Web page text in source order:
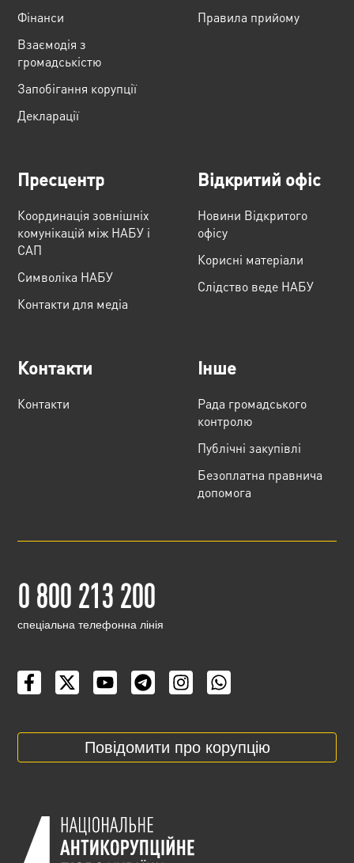
Фінанси
Взаємодія з
громадськістю
Запобігання корупції
Декларації
Правила прийому
Пресцентр
Координація зовнішніх
комунікацій між НАБУ і
САП
Cимволіка НАБУ
Контакти для медіа
Відкритий офіс
Новини Відкритого
офісу
Корисні матеріали
Слідство веде НАБУ
Контакти
Контакти
Інше
Рада громадського
контролю
Публічні закупівлі
Безоплатна правнича
допомога
0 800 213 200
cпеціальна телефонна лінія
Повідомити про корупцію